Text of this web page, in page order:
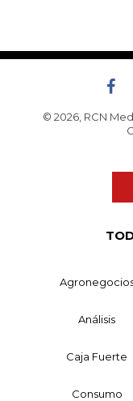
© 2026, RCN
Análisis
Caja Fuerte
Consumo